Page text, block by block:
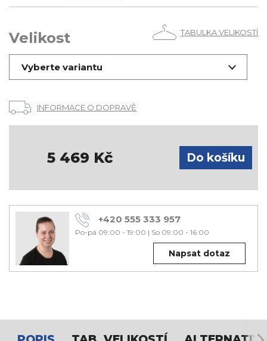
Velikost TABULKA VELIKOSTÍ
Vyberte variantu
INFORMACE O DOPRAVĚ
5 469 Kč
+420 555 333 957
Po-pá 09:00 - 19:00 | So 09:00 - 16:00
Napsat dotaz